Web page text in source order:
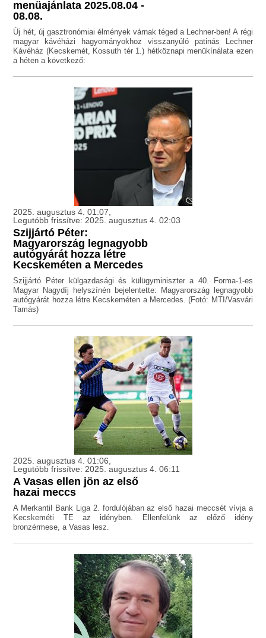
menüajánlata 2025.08.04 -
08.08.
Új hét, új gasztronómiai élmények várnak téged a Lechner-ben! A régi
magyar kávéházi hagyományokhoz visszanyúló patinás Lechner
Kávéház (Kecskemét, Kossuth tér 1.) hétköznapi menükínálata ezen
a héten a következő:
2025. augusztus 4. 01:07,
Legutóbb frissítve: 2025. augusztus 4. 02:03
Szijjártó Péter:
Magyarország legnagyobb
autógyárát hozza létre
Kecskeméten a Mercedes
Szijjártó Péter külgazdasági és külügyminiszter a 40. Forma-1-es
Magyar Nagydíj helyszínén bejelentette: Magyarország legnagyobb
autógyárát hozza létre Kecskeméten a Mercedes. (Fotó: MTI/Vasvári
Tamás)
2025. augusztus 4. 01:06,
Legutóbb frissítve: 2025. augusztus 4. 06:11
A Vasas ellen jön az első
hazai meccs
A Merkantil Bank Liga 2. fordulójában az első hazai meccsét vívja a
Kecskeméti TE az idényben. Ellenfelünk az előző idény
bronzérmese, a Vasas lesz.